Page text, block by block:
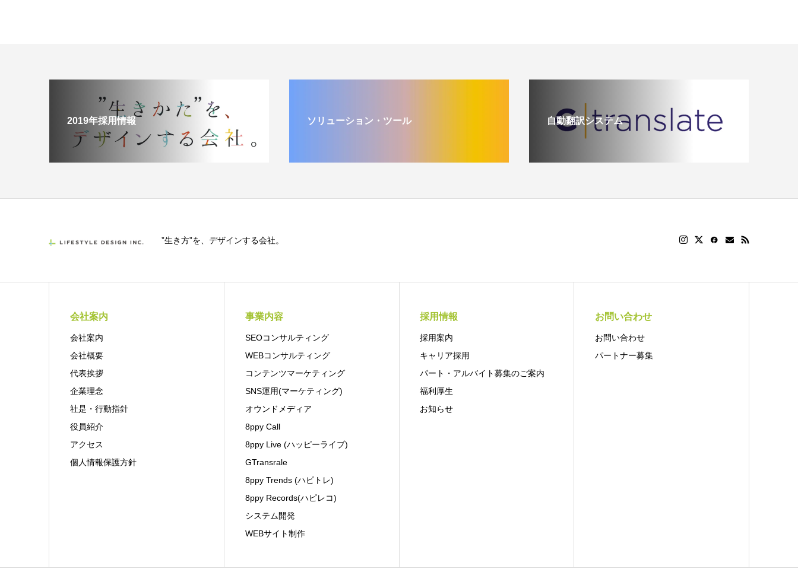
2019年採用情報 ソリューション・ツール 自動翻訳システム
”生き方”を、デザインする会社。
会社案内
会社案内
会社概要
代表挨拶
企業理念
社是・行動指針
役員紹介
アクセス
個人情報保護方針
事業内容
SEOコンサルティング
WEBコンサルティング
コンテンツマーケティング
SNS運用(マーケティング)
オウンドメディア
8ppy Call
8ppy Live (ハッピーライブ)
GTransrale
8ppy Trends (ハピトレ)
8ppy Records(ハピレコ)
システム開発
WEBサイト制作
採用情報
採用案内
キャリア採用
パート・アルバイト募集のご案内
福利厚生
お知らせ
お問い合わせ
お問い合わせ
パートナー募集